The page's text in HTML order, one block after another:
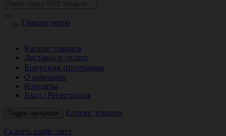
Главное меню
Каталог товаров
Доставка и оплата
Бонусная программа
О компании
Контакты
Вход / Регистрация
Toggle navigation Каталог товаров
Скачать прайс-лист